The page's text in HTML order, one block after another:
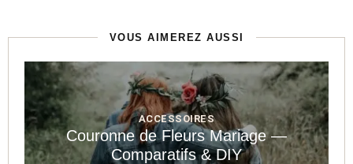
VOUS AIMEREZ AUSSI
ACCESSOIRES
Couronne de Fleurs Mariage —
Comparatifs & DIY